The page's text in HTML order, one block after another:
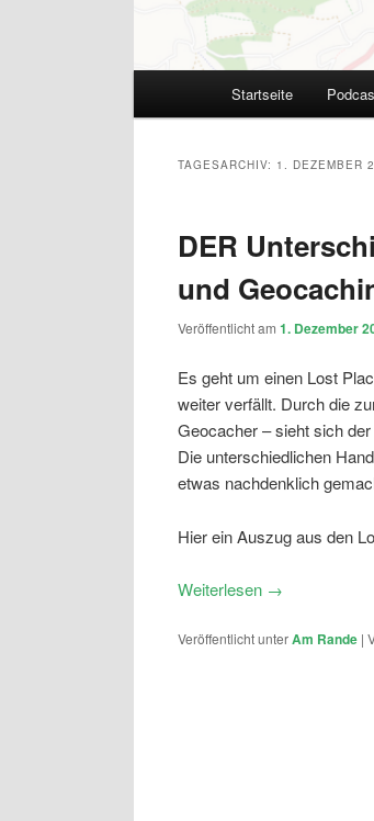
Startseite
TAGESARCHIV: 1. DEZEMBER
DER
und
Veröffentlicht am 1. Dezember
Es geht um einen Lost
weiter verfällt. Durch die
Geocacher – sieht sich
Die unterschiedlichen
etwas nachdenklich
Hier ein Auszug aus den
Weiterlesen →
Veröffentlicht unterAm Rande |